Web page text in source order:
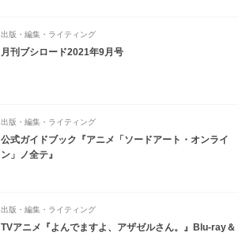
出版・編集・ライティング
月刊ブシロード2021年9月号
出版・編集・ライティング
公式ガイドブック『アニメ「ソードアート・オンライ
ン」ノ全テ』
出版・編集・ライティング
TVアニメ『よんでますよ、アザゼルさん。』Blu-ray＆